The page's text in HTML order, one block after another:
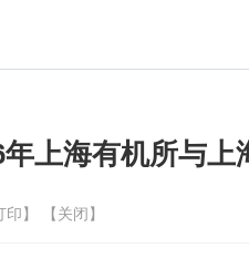
年上海有机所与
印】 【关闭】